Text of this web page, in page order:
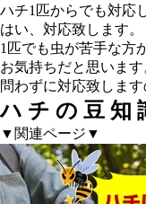
ハチ1匹からでも対応
はい、対応致します。
1匹でも虫が苦手な方
お気持ちだと思いま
問わずに対応致しま
ハ チ の 豆 知
▼関連ページ▼